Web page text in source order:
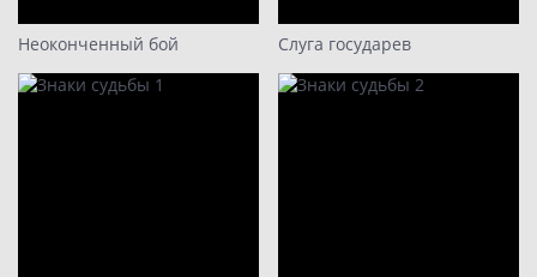
Неоконченный бой Слуга государев